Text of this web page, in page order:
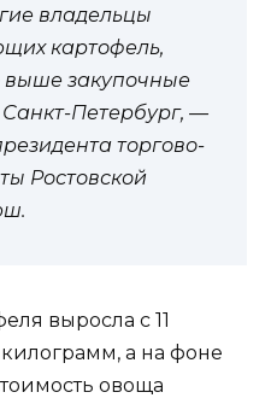
владельцы
картофель,
выше закупочные
Петербург, —
торгово-
Ростовской
выросла с 11
а на фоне
овоща